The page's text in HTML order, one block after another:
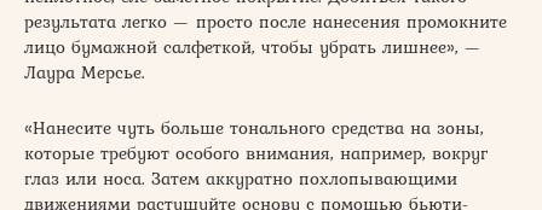
результата легко — просто после нанесения промокните
лицо бумажной салфеткой, чтобы убрать лишнее», —
Лаура Мерсье.
«Нанесите чуть больше тонального средства на зоны,
которые требуют особого внимания, например, вокруг
глаз или носа. Затем аккуратно похлопывающими
движениями растушуйте основу с помощью бьюти-